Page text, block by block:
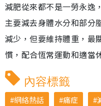
減肥從來都不是一勞永逸
主要減去身體水分和部分
減少，但要維持體重，最
慣，配合恆常運動和適當
內容標籤
網絡熱話 痛症